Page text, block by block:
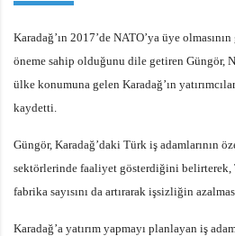
Karadağ’ın 2017’de NATO’ya üye
öneme sahip olduğunu dile getiren Güngör,
ülke konumuna gelen Karadağ’ın
kaydetti.
Güngör, Karadağ’daki Türk iş adamlarının
sektörlerinde faaliyet gösterdiğini
fabrika sayısını da artırarak işsizliğin
Karadağ’a yatırım yapmayı planlayan iş